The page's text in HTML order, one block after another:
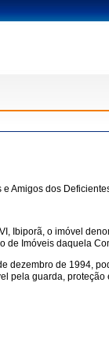
Amigos dos
Ibiporã, o imóvel
de Imóveis daquela
dezembro de 1994,
pela guarda,